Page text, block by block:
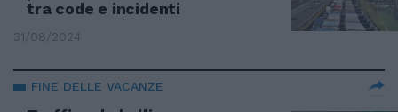
tra code e incidenti
31/08/2024
FINE DELLE VACANZE